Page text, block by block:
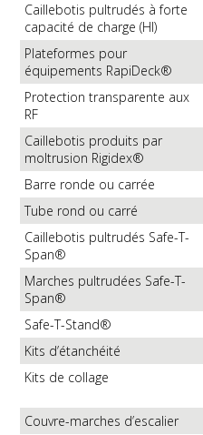
Caillebotis pultrudés à forte
capacité de charge (HI)
Plateformes pour
équipements RapiDeck®
Protection transparente aux
RF
Caillebotis produits par
moltrusion Rigidex®
Barre ronde ou carrée
Tube rond ou carré
Caillebotis pultrudés Safe-T-
Span®
Marches pultrudées Safe-T-
Span®
Safe-T-Stand®
Kits d’étanchéité
Kits de collage
Couvre-marches d’escalier